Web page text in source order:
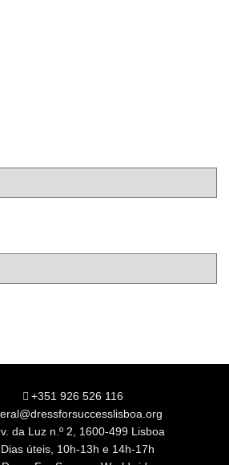
+351 926 526 116
da Luz n.º 2, 1600-499 Lisboa
Dias úteis, 10h-13h e 14h-17h